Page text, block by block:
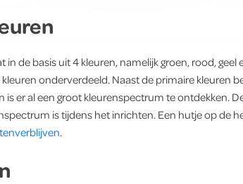
de basis uit 4 kleuren, namelijk groen, rood, geel
onderverdeeld. Naast de primaire kleuren
is er al een groot kleurenspectrum te ontdekken.
is tijdens het inrichten. Een hutje op de
.